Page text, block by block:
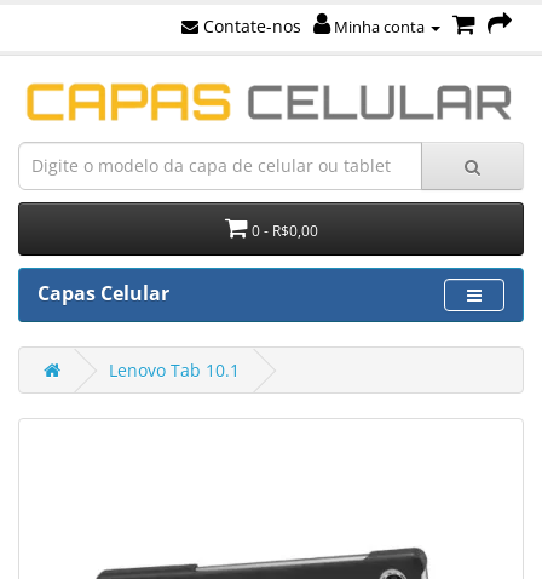
Contate-nos Minha conta
0 - R$0,00
Capas Celular
Lenovo Tab 10.1